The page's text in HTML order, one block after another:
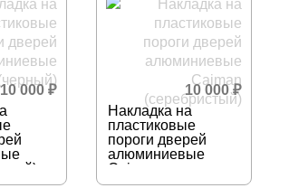
10 000₽
Накладка на
пластиковые
пороги дверей
алюминиевые
Caiman
(серебристый)
10 000₽